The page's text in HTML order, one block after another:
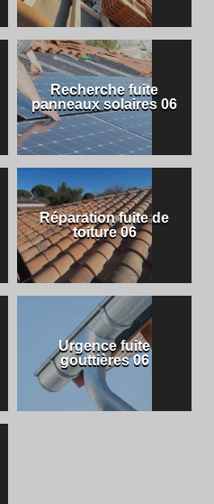
Recherche fuite
panneaux solaires 06
Réparation fuite de
toiture 06
Urgence fuite
gouttières 06